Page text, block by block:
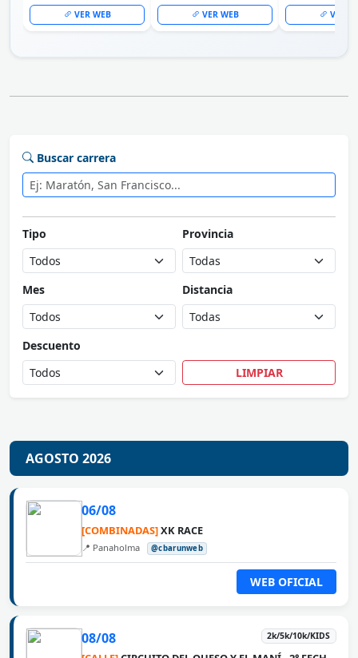
VER WEB VER WEB VER
Buscar carrera
Tipo Provincia
Mes Distancia
Descuento
LIMPIAR
AGOSTO 2026
06/08
[COMBINADAS]XK RACE
📍 Panaholma @cbarunweb
WEB OFICIAL
08/08 2k/5k/10k/KIDS